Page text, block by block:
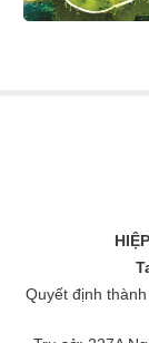
Quyết định